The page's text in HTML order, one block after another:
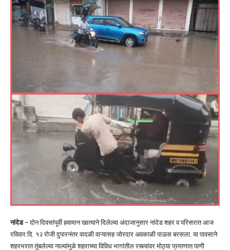
नांदेड– दोन दिवसांपूर्वी हवामान खात्याने दिलेल्या अंदाजानुसार नांदेड शहर व परिसरात आज
रविवार दि. १२ रोजी दुपारनंतर वादळी वाऱ्यासह जोरदार अवकाळी पाऊस बरसला. या पावसाने
शहरभरात तुंबलेल्या नाल्यांमुळे शहराच्या विविध भागांतील रस्त्यांवर मोठ्या प्रमाणात पाणी